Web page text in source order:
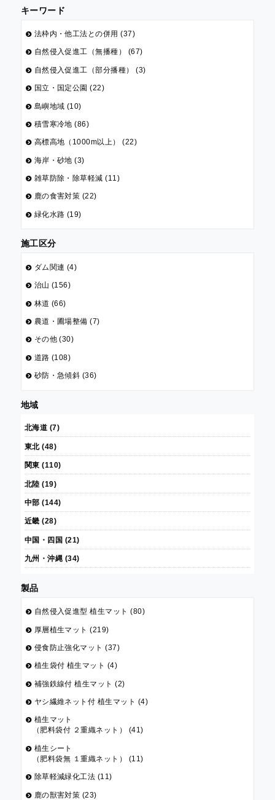
キーワード
法枠内・他工法との併用 (37)
自然侵入促進工（無播種） (67)
自然侵入促進工（部分播種） (3)
国立・国定公園 (22)
島嶼地域 (10)
積雪寒冷地 (86)
高標高地（1000m以上） (22)
海岸・砂地 (3)
雑草防除・除草軽減 (11)
鹿の食害対策 (22)
緑化水路 (19)
施工区分
ダム関連 (4)
治山 (156)
林道 (66)
農道・圃場整備 (7)
その他 (30)
道路 (108)
砂防・急傾斜 (36)
地域
北海道 (7)
東北 (48)
関東 (110)
北陸 (19)
中部 (144)
近畿 (28)
中国・四国 (21)
九州・沖縄 (34)
製品
自然侵入促進型 植生マット (80)
厚層植生マット (219)
侵食防止強化マット (37)
植生袋付 植生マット (4)
補強鉄線付 植生マット (2)
ヤシ繊維ネット付 植生マット (4)
植生マット
（肥料袋付 ２重織ネット） (41)
植生シート
（肥料袋無 １重織ネット） (11)
除草軽減緑化工法 (11)
鹿の獣害対策 (23)